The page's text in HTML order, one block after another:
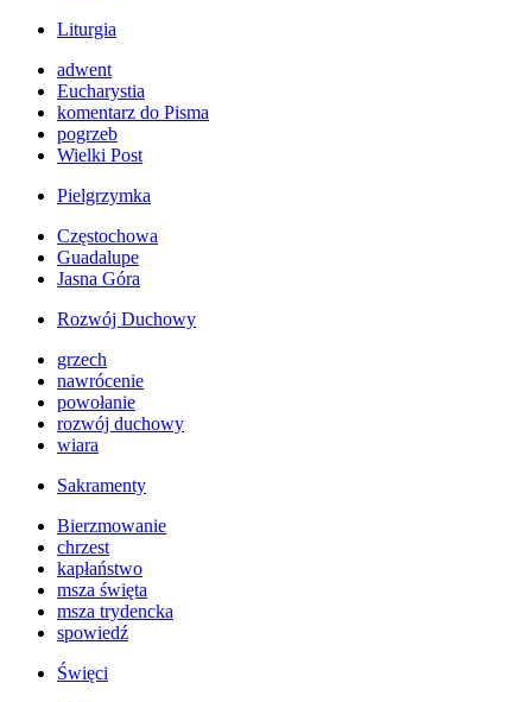
Liturgia
adwent
Eucharystia
komentarz do Pisma
pogrzeb
Wielki Post
Pielgrzymka
Częstochowa
Guadalupe
Jasna Góra
Rozwój Duchowy
grzech
nawrócenie
powołanie
rozwój duchowy
wiara
Sakramenty
Bierzmowanie
chrzest
kapłaństwo
msza święta
msza trydencka
spowiedź
Święci